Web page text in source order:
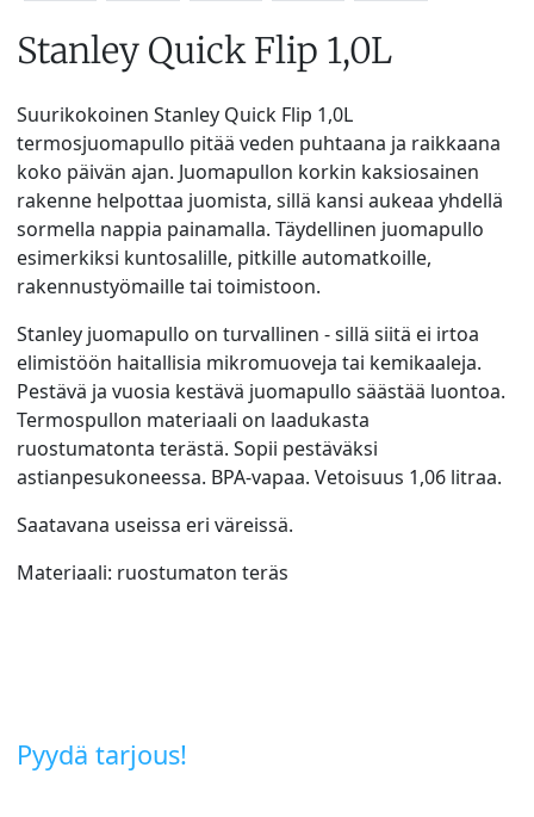
Stanley Quick Flip 1,0L
Suurikokoinen Stanley Quick Flip 1,0L
termosjuomapullo pitää veden puhtaana ja raikkaana
koko päivän ajan. Juomapullon korkin kaksiosainen
rakenne helpottaa juomista, sillä kansi aukeaa yhdellä
sormella nappia painamalla. Täydellinen juomapullo
esimerkiksi kuntosalille, pitkille automatkoille,
rakennustyömaille tai toimistoon.
Stanley juomapullo on turvallinen - sillä siitä ei irtoa
elimistöön haitallisia mikromuoveja tai kemikaaleja.
Pestävä ja vuosia kestävä juomapullo säästää luontoa.
Termospullon materiaali on laadukasta
ruostumatonta terästä. Sopii pestäväksi
astianpesukoneessa. BPA-vapaa. Vetoisuus 1,06 litraa.
Saatavana useissa eri väreissä.
Materiaali: ruostumaton teräs
Pyydä tarjous!